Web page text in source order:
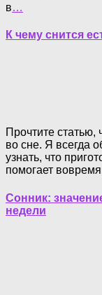
в…
К чему снится
Прочтите статью,
во сне. Я всегда
узнать, что
помогает
Сонник:
недели